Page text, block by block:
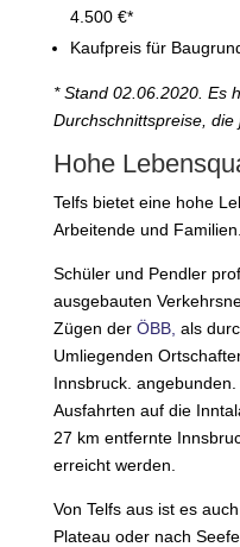
4.500 €*
Kaufpreis für
* Stand 02.06.2020. Es
Durchschnittspreise, die
Hohe
Telfs bietet eine hohe
Arbeitende und Familien.
Schüler und Pendler
ausgebauten
Zügen der ÖBB, als
Umliegenden
Innsbruck.
Ausfahrten auf die
27 km entfernte
erreicht werden.
Von Telfs aus ist es
Plateau oder nach